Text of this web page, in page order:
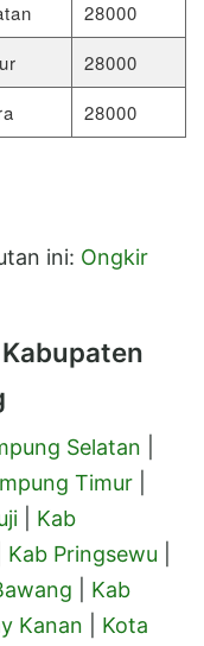
28000
28000
28000
ini: Ongkir
Selatan
Timur
Kab
Kab Pringsewu
Kab
Kanan
Kota